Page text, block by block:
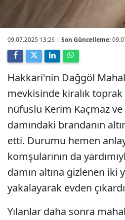
09.07.2025 13:26 | Son Güncelleme:
Hakkari'nin Dağgöl
mevkisinde kiralık toprak
nüfuslu Kerim Kaçmaz
damındaki brandanın
etti. Durumu hemen
komşularının da
damın altına gizlenen iki
yakalayarak evden
Yılanlar daha sonra